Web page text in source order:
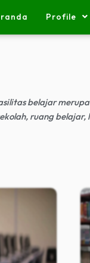
Profile
belajar
ruang